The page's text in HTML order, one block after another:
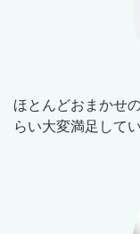
ほとんどおまかせ
らい大変満足してい